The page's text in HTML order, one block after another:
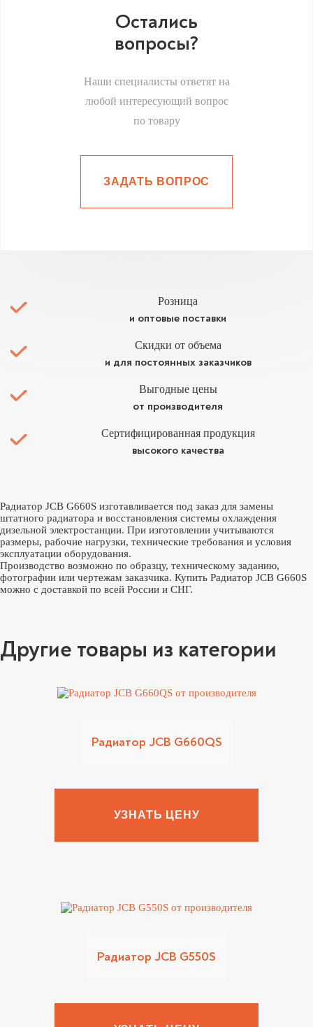
Остались
вопросы?
Наши специалисты ответят на
любой интересующий вопрос
по товару
ЗАДАТЬ ВОПРОС
Розница
и оптовые поставки
Скидки от объема
и для постоянных заказчиков
Выгодные цены
от производителя
Сертифицированная продукция
высокого качества
Радиатор JCB G660S изготавливается под заказ для замены
штатного радиатора и восстановления системы охлаждения
дизельной электростанции. При изготовлении учитываются
размеры, рабочие нагрузки, технические требования и условия
эксплуатации оборудования.
Производство возможно по образцу, техническому заданию,
фотографии или чертежам заказчика. Купить Радиатор JCB G660S
можно с доставкой по всей России и СНГ.
Другие товары из категории
Радиатор JCB G660QS
УЗНАТЬ ЦЕНУ
Радиатор JCB G550S